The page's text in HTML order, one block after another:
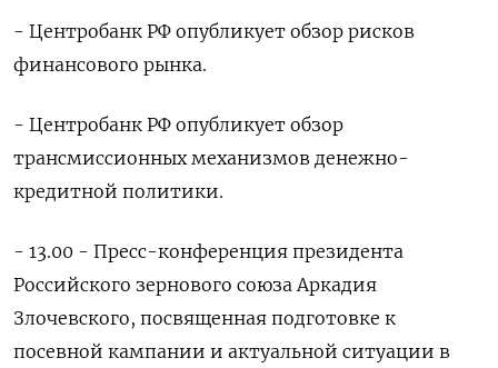
- Центробанк РФ опубликует обзор рисков
финансового рынка.
- Центробанк РФ опубликует обзор
трансмиссионных механизмов денежно-
кредитной политики.
- 13.00 - Пресс-конференция президента
Российского зернового союза Аркадия
Злочевского, посвященная подготовке к
посевной кампании и актуальной ситуации в